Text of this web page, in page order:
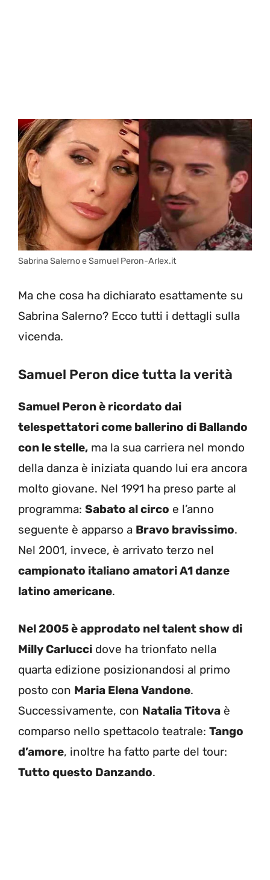
Sabrina Salerno e Samuel Peron-Arlex.it
Ma che cosa ha dichiarato esattamente su
Sabrina Salerno? Ecco tutti i dettagli sulla
vicenda.
Samuel Peron dice tutta la verità
Samuel Peron è ricordato dai
telespettatori come ballerino di Ballando
con le stelle, ma la sua carriera nel mondo
della danza è iniziata quando lui era ancora
molto giovane. Nel 1991 ha preso parte al
programma: Sabato al circo e l’anno
seguente è apparso a Bravo bravissimo.
Nel 2001, invece, è arrivato terzo nel
campionato italiano amatori A1 danze
latino americane.
Nel 2005 è approdato nel talent show di
Milly Carlucci dove ha trionfato nella
quarta edizione posizionandosi al primo
posto con Maria Elena Vandone.
Successivamente, con Natalia Titova è
comparso nello spettacolo teatrale: Tango
d’amore, inoltre ha fatto parte del tour:
Tutto questo Danzando.